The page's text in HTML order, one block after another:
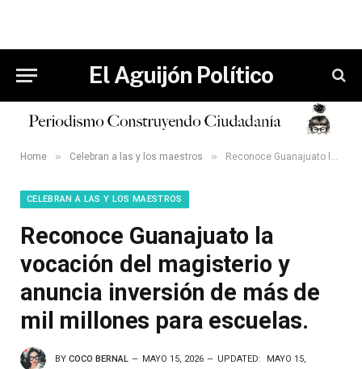
El Aguijón Político
Home » Celebran a las y los maestros » Reconoce Guanajuato la vocación del magisterio y anuncia inversión de más de mil millones para escuelas.
CELEBRAN A LAS Y LOS MAESTROS
Reconoce Guanajuato la
vocación del magisterio y
anuncia inversión de más de
mil millones para escuelas.
BY COCO BERNAL MAYO 15, 2026 UPDATED: MAYO 15,